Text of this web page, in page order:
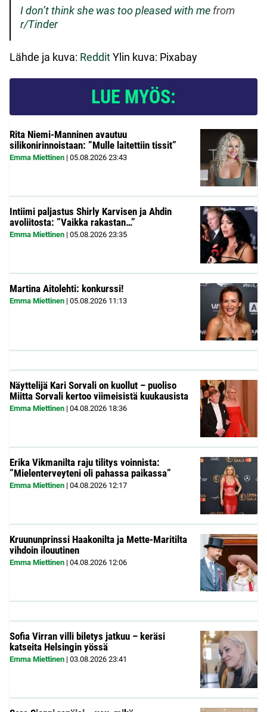
I don’t think she was too pleased with me from
r/Tinder
Lähde ja kuva: RedditYlin kuva: Pixabay
LUE MYÖS:
Rita Niemi-Manninen avautuu
silikonirinnoistaan: ”Mulle laitettiin tissit”
Emma Miettinen | 05.08.2026 23:43
Intiimi paljastus Shirly Karvisen ja Ahdin
avoliitosta: ”Vaikka rakastan…”
Emma Miettinen | 05.08.2026 23:35
Martina Aitolehti: konkurssi!
Emma Miettinen | 05.08.2026 11:13
Näyttelijä Kari Sorvali on kuollut – puoliso
Miitta Sorvali kertoo viimeisistä kuukausista
Emma Miettinen | 04.08.2026 18:36
Erika Vikmanilta raju tilitys voinnista:
”Mielenterveyteni oli pahassa paikassa”
Emma Miettinen | 04.08.2026 12:17
Kruununprinssi Haakonilta ja Mette-Maritilta
vihdoin ilouutinen
Emma Miettinen | 04.08.2026 12:06
Sofia Virran villi biletys jatkuu – keräsi
katseita Helsingin yössä
Emma Miettinen | 03.08.2026 23:41